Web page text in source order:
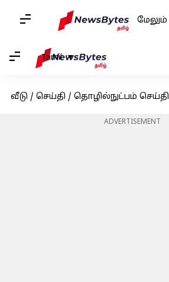
மேலும்
Tamil
வீடு / செய்தி / தொழில்நுட்பம் செய்தி
ADVERTISEMENT